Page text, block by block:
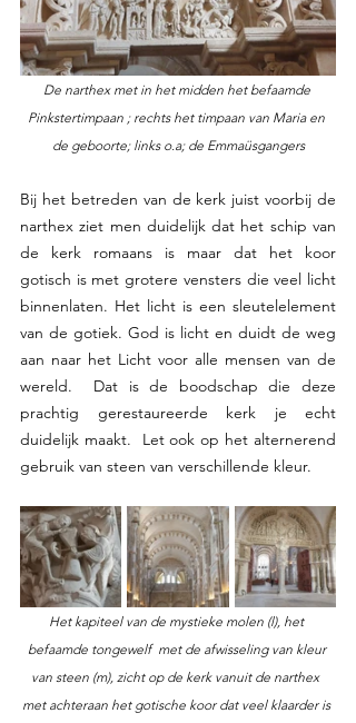
De narthex met in het midden het befaamde
Pinkstertimpaan ; rechts het timpaan van Maria en
de geboorte; links o.a; de Emmaüsgangers
Bij het betreden van de kerk juist voorbij de
narthex ziet men duidelijk dat het schip van
de kerk romaans is maar dat het koor
gotisch is met grotere vensters die veel licht
binnenlaten. Het licht is een sleutelelement
van de gotiek. God is licht en duidt de weg
aan naar het Licht voor alle mensen van de
wereld.  Dat is de boodschap die deze
prachtig gerestaureerde kerk je echt
duidelijk maakt.  Let ook op het alternerend
gebruik van steen van verschillende kleur.
Het kapiteel van de mystieke molen (l), het
befaamde tongewelf  met de afwisseling van kleur
van steen (m), zicht op de kerk vanuit de narthex
met achteraan het gotische koor dat veel klaarder is